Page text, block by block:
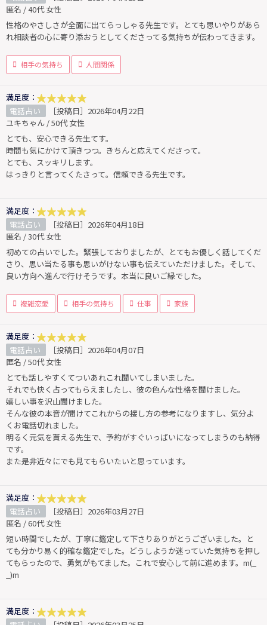
匿名 / 40代 女性
性格のやさしさが全面に出てらっしゃる先生です。とても思いやりがあら
れ相談者の心に寄り添おうとしてくださってる気持ちが伝わってきます。
相手の気持ち 人間関係
満足度：
電話占い
［投稿日］2026年04月22日
ユキちゃん / 50代 女性
とても、安心できる先生てす。
時間も気にかけて頂きつつ。きちんと応えてくださって。
とても、スッキリします。
はっきりと言ってくたさって。信頼できる先生です。
満足度：
電話占い
［投稿日］2026年04月18日
匿名 / 30代 女性
初めての占いでした。緊張しておりましたが、とてもお優しく話してくだ
さり、思い当たる事も思いがけない事も伝えていただけました。そして、
良い方向へ進んで行けそうです。本当に良いご縁でした。
複雑恋愛 相手の気持ち 仕事 家族
満足度：
電話占い
［投稿日］2026年04月07日
匿名 / 50代 女性
とても話しやすくてついあれこれ聞いてしまいました。
それでも快く占ってもらえましたし、彼の色んな性格を聞けました。
嬉しい事を沢山聞けました。
そんな彼の本音が聞けてこれからの接し方の参考になりますし、気分よ
くお電話切れました。
明るく元気を貰える先生で、予約がすぐいっぱいになってしまうのも納得
です。
また是非近々にでも見てもらいたいと思っています。
満足度：
電話占い
［投稿日］2026年03月27日
匿名 / 60代 女性
短い時間でしたが、丁寧に鑑定して下さりありがとうございました。と
ても分かり易く的確な鑑定でした。どうしようか迷っていた気持ちを押し
てもらったので、勇気がもてました。これで安心して前に進めます。m(_
_)m
満足度：